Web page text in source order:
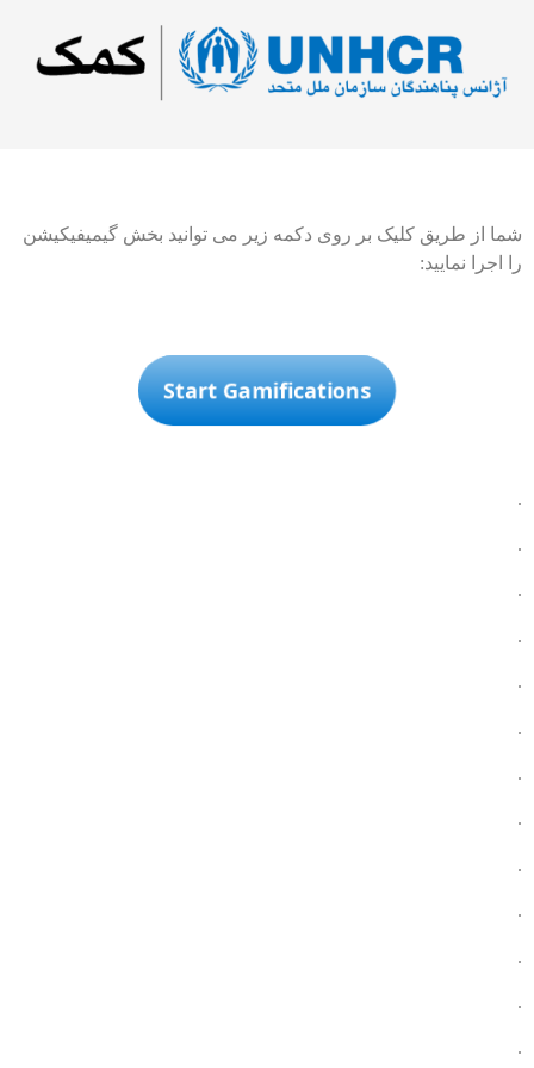
شما از طریق کلیک بر روی دکمه زیر می توانید بخش گیمیفیکیشن
را اجرا نمایید:
Start Gamifications
.
.
.
.
.
.
.
.
.
.
.
.
.